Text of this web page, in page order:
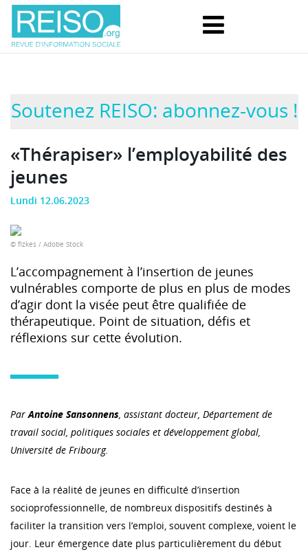
Soutenez REISO: abonnez-vous !
«Thérapiser» l’employabilité des
jeunes
Lundi 12.06.2023
© fizkes / Adobe Stock
L’accompagnement à l’insertion de jeunes
vulnérables comporte de plus en plus de modes
d’agir dont la visée peut être qualifiée de
thérapeutique. Point de situation, défis et
réflexions sur cette évolution.
ParAntoine Sansonnens, assistant docteur, Département de
travail social, politiques sociales et développement global,
Université de Fribourg.
Face à la réalité de jeunes en difficulté d’insertion
socioprofessionnelle, de nombreux dispositifs destinés à
faciliter la transition vers l’emploi, souvent complexe, voient le
jour. Leur émergence date plus particulièrement du début